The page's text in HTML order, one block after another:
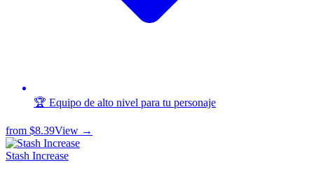
🏆 Equipo de alto nivel para tu personaje
from $8.39View →
Stash Increase